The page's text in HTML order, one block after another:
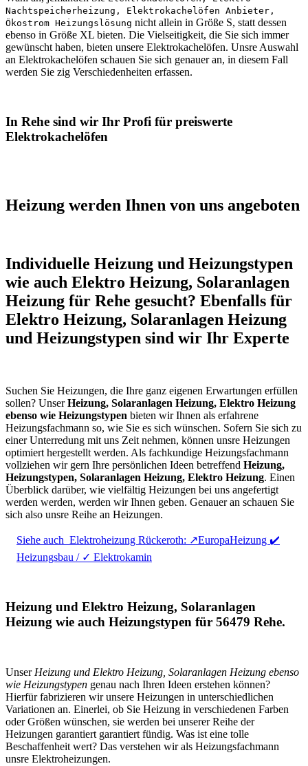
Nachtspeicherheizung, Elektrokachelöfen Anbieter,
Ökostrom Heizungslösung nicht allein in Größe S, statt dessen
ebenso in Größe XL bieten. Die Vielseitigkeit, die Sie sich immer
gewünscht haben, bieten unsere Elektrokachelöfen. Unsre Auswahl
an Elektrokachelöfen schauen Sie sich genauer an, in diesem Fall
werden Sie zig Verschiedenheiten erfassen.
In Rehe sind wir Ihr Profi für preiswerte
Elektrokachelöfen
Heizung werden Ihnen von uns angeboten
Individuelle Heizung und Heizungstypen
wie auch Elektro Heizung, Solaranlagen
Heizung für Rehe gesucht? Ebenfalls für
Elektro Heizung, Solaranlagen Heizung
und Heizungstypen sind wir Ihr Experte
Suchen Sie Heizungen, die Ihre ganz eigenen Erwartungen erfüllen
sollen? UnserHeizung, Solaranlagen Heizung, Elektro Heizung
ebenso wie Heizungstypen bieten wir Ihnen als erfahrene
Heizungsfachmann so, wie Sie es sich wünschen. Sofern Sie sich zu
einer Unterredung mit uns Zeit nehmen, können unsre Heizungen
optimiert hergestellt werden. Als fachkundige Heizungsfachmann
vollziehen wir gern Ihre persönlichen Ideen betreffend Heizung,
Heizungstypen, Solaranlagen Heizung, Elektro Heizung. Einen
Überblick darüber, wie vielfältig Heizungen bei uns angefertigt
werden werden, werden wir Ihnen geben. Genauer an schauen Sie
sich also unsre Reihe an Heizungen.
Siehe auch Elektroheizung Rückeroth: ↗️EuropaHeizung ✔️
Heizungsbau / ✓ Elektrokamin
Heizung und Elektro Heizung, Solaranlagen
Heizung wie auch Heizungstypen für 56479 Rehe.
Unser Heizung und Elektro Heizung, Solaranlagen Heizung ebenso
wie Heizungstypen genau nach Ihren Ideen erstehen können?
Hierfür fabrizieren wir unsere Heizungen in unterschiedlichen
Variationen an. Einerlei, ob Sie Heizung in verschiedenen Farben
oder Größen wünschen, sie werden bei unserer Reihe der
Heizungen garantiert garantiert fündig. Was ist eine tolle
Beschaffenheit wert? Das verstehen wir als Heizungsfachmann
unsre Elektroheizungen.